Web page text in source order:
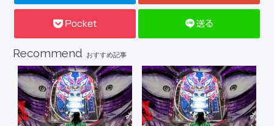
Pocket 送る
Recommend おすすめ記事